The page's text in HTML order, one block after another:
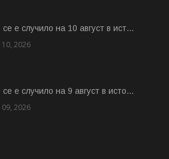
се е случило на 10 август в ист...
10, 2026
се е случило на 9 август в исто...
09, 2026